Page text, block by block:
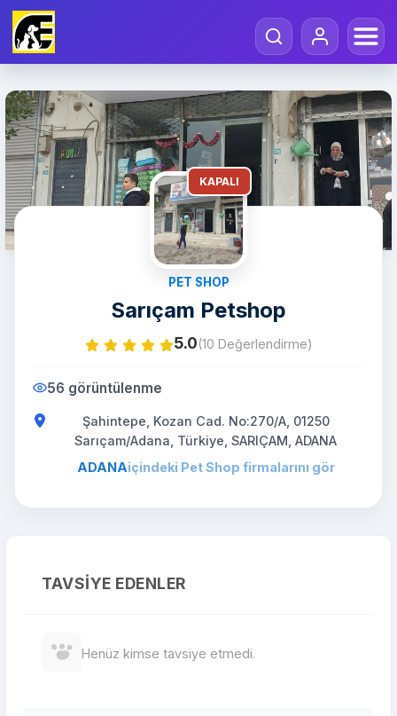
KAPALI
PET SHOP
Sarıçam Petshop
5.0(10 Değerlendirme)
56 görüntülenme
Şahintepe, Kozan Cad. No:270/A, 01250
Sarıçam/Adana, Türkiye, SARIÇAM, ADANA
ADANAiçindeki Pet Shop firmalarını gör
TAVSIYE EDENLER
Henüz kimse tavsiye etmedi.